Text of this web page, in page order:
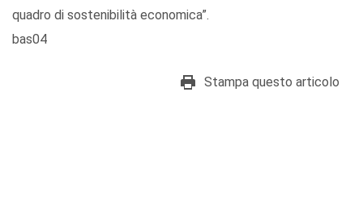
quadro di sostenibilità economica”.
bas04
Stampa questo articolo